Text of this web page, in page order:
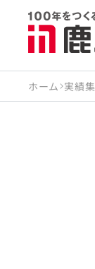
ホーム 実績集